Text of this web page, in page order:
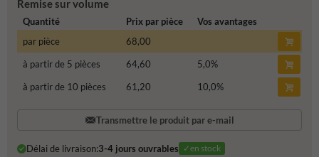
Remise sur volume
Quantité Prix par pièce
Vos avantages
par pièce
68,00
à partir de 5 pièces
64,60 5,0%
à partir de 10 pièces
61,20 10,0%
Transmettre le produit par e-mail
Délai de livraison:3-4 jours ouvrables ✓en stock